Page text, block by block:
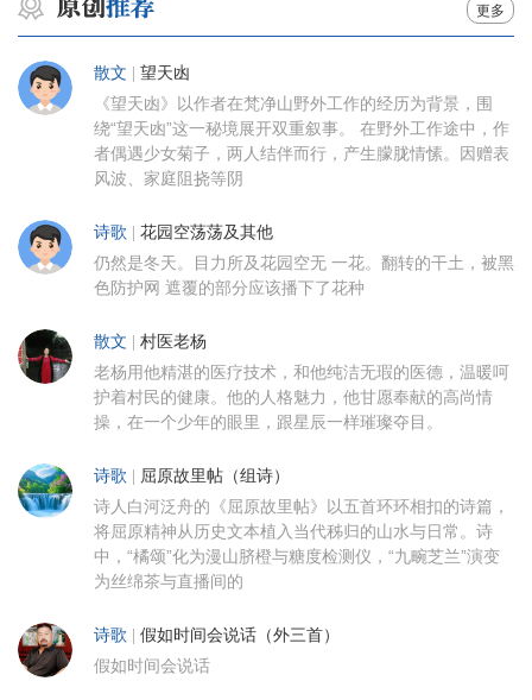
更多
散文 望天凼
《望天凼》以作者在梵净山野外工作的经历为背景，围
绕“望天凼”这一秘境展开双重叙事。 在野外工作途中，作
者偶遇少女菊子，两人结伴而行，产生朦胧情愫。因赠表
风波、家庭阻挠等阴
诗歌 花园空荡荡及其他
仍然是冬天。目力所及花园空无 一花。翻转的干土，被黑
色防护网 遮覆的部分应该播下了花种
散文 村医老杨
老杨用他精湛的医疗技术，和他纯洁无瑕的医德，温暖呵
护着村民的健康。他的人格魅力，他甘愿奉献的高尚情
操，在一个少年的眼里，跟星辰一样璀璨夺目。
诗歌 屈原故里帖（组诗）
诗人白河泛舟的《屈原故里帖》以五首环环相扣的诗篇，
将屈原精神从历史文本植入当代秭归的山水与日常。诗
中，“橘颂”化为漫山脐橙与糖度检测仪，“九畹芝兰”演变
为丝绵茶与直播间的
诗歌 假如时间会说话（外三首）
假如时间会说话